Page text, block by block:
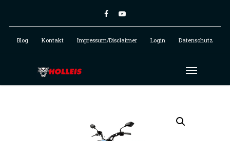
Blog Kontakt Impressum/Disclaimer Login Datenschutz